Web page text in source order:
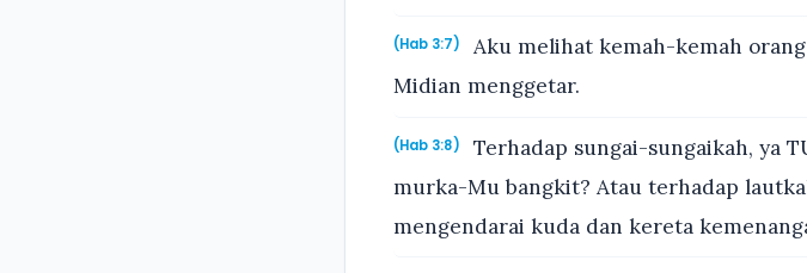
(Hab 3:7)
Aku melihat kemah-kemah
Midian menggetar.
(Hab 3:8)
Terhadap sungai-sungaikah, ya
murka-Mu bangkit? Atau terhadap
mengendarai kuda dan kereta